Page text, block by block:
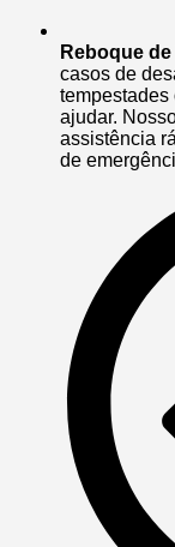
Reboque
casos de
tempestades
ajudar.
assistência
de